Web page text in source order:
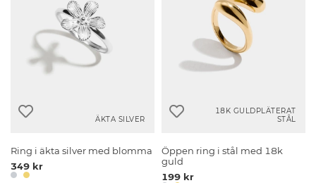
ÄKTA SILVER
Ring i äkta silver med blomma
349 kr
18K GULDPLÄTERAT
STÅL
Öppen ring i stål med 18k
guld
199 kr